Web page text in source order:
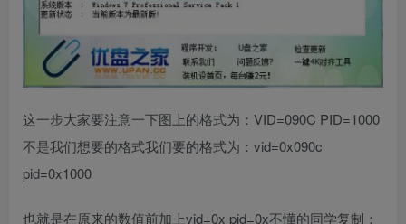
这一步大家要注意一下图上的格式为：VID=090C PID=1000
不是我们想要的格式我们要的格式为：vid=0x090c
pid=0x1000
也就是在原来的数值前加上vid=0x pid=0x不懂的同学复制：